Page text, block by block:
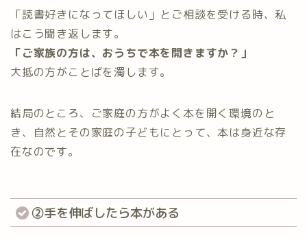
「読書好きになってほしい」とご相談を受ける時、私
はこう聞き返します。
「ご家族の方は、おうちで本を開きますか？」
大抵の方がことばを濁します。
結局のところ、ご家庭の方がよく本を開く環境のと
き、自然とその家庭の子どもにとって、本は身近な存
在なのです。
②手を伸ばしたら本がある